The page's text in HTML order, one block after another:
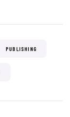
PUBLISHING